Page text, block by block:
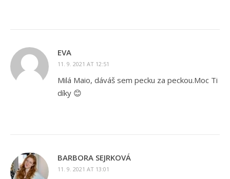
EVA
11. 9. 2021 AT 12:51
Milá Maio, dáváš sem pecku za peckou.Moc Ti
díky 😊
BARBORA SEJRKOVÁ
11. 9. 2021 AT 13:01